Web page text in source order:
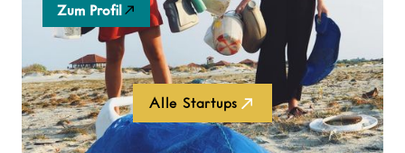
Zum Profil
Alle Startups